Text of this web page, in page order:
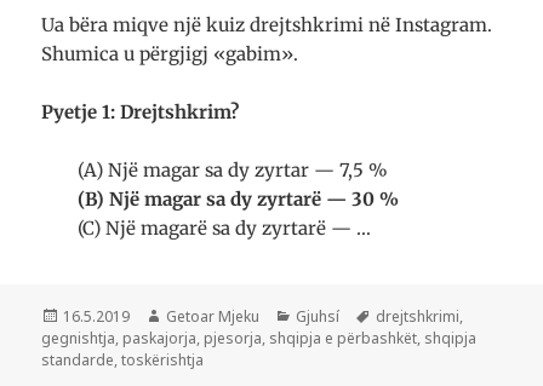
Ua bëra miqve një kuiz drejtshkrimi në Insta­gram.
Shumica u përgjigj «gabim».
Pyetje 1: Drejtshkrim?
(A) Një magar sa dy zyrtar — 7,5 %
(B) Një magar sa dy zyrtarë — 30 %
(C) Një magarë sa dy zyrtarë — …
Postuar
më
16.5.2019 Autor
Getoar Mjeku Kategori
Gjuhsí Etiketa
drejtshkrimi,
gegnishtja, paskajorja, pjesorja, shqipja e përbashkët, shqipja
standarde,toskërishtja